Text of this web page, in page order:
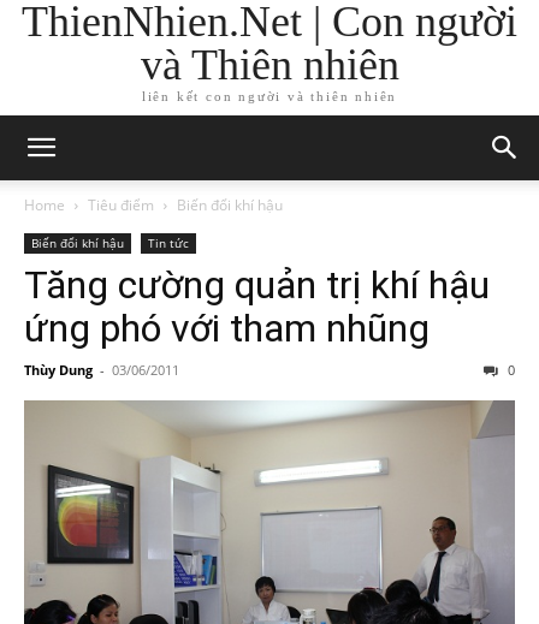
ThienNhien.Net | Con người
và Thiên nhiên
liên kết con người và thiên nhiên
Home Tiêu điểm Biến đổi khí hậu
Biến đổi khí hậu Tin tức
Tăng cường quản trị khí hậu
ứng phó với tham nhũng
Thùy Dung - 03/06/2011 0